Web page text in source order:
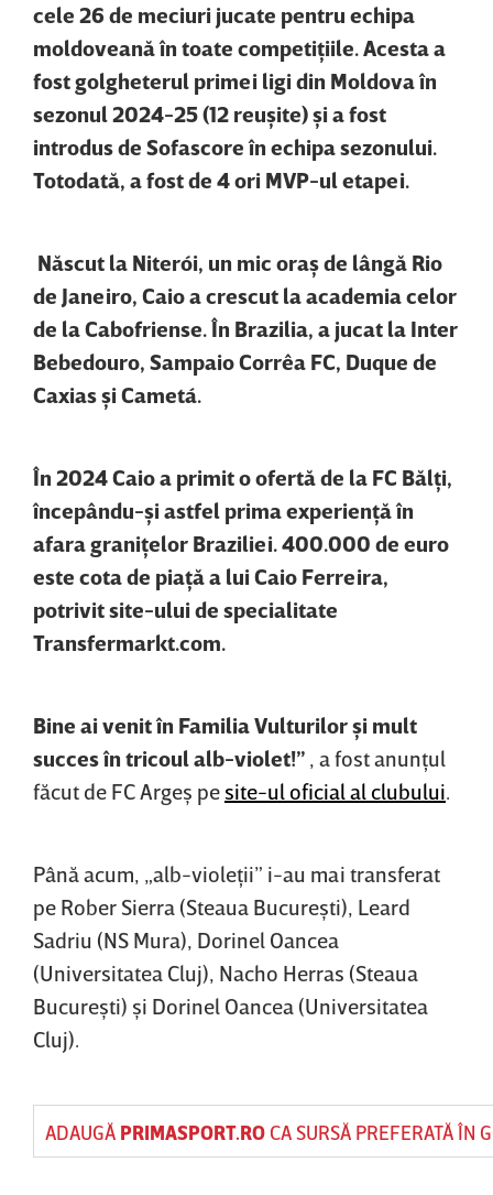
cele 26 de meciuri jucate pentru echipa
moldoveană în toate competiţiile. Acesta a
fost golgheterul primei ligi din Moldova în
sezonul 2024-25 (12 reuşite) şi a fost
introdus de Sofascore în echipa sezonului.
Totodată, a fost de 4 ori MVP-ul etapei.
Născut la Niterói, un mic oraş de lângă Rio
de Janeiro, Caio a crescut la academia celor
de la Cabofriense. În Brazilia, a jucat la Inter
Bebedouro, Sampaio Corrêa FC, Duque de
Caxias şi Cametá.
În 2024 Caio a primit o ofertă de la FC Bălţi,
începându-şi astfel prima experienţă în
afara graniţelor Braziliei. 400.000 de euro
este cota de piaţă a lui Caio Ferreira,
potrivit site-ului de specialitate
Transfermarkt.com.
Bine ai venit în Familia Vulturilor şi mult
succes în tricoul alb-violet!” , a fost anunţul
făcut de FC Argeş pe site-ul oficial al clubului
Până acum, „alb-violeţii” i-au mai transferat
pe Rober Sierra (Steaua Bucureşti), Leard
Sadriu (NS Mura), Dorinel Oancea
(Universitatea Cluj), Nacho Herras (Steaua
Bucureşti) şi Dorinel Oancea (Universitatea
Cluj).
ADAUGĂ PRIMASPORT.ROCA SURSĂ PREFERATĂ ÎN